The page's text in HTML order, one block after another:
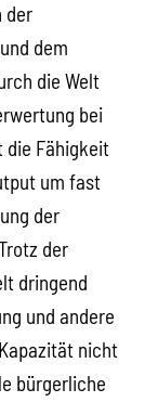
der
dem
die Welt
bei
die Fähigkeit
um fast
der
der
dringend
und andere
nicht
bürgerliche